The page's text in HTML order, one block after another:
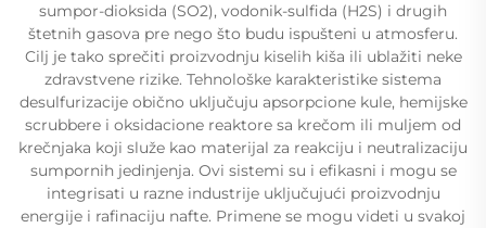
sumpor-dioksida (SO2), vodonik-sulfida (H2S) i drugih
štetnih gasova pre nego što budu ispušteni u atmosferu.
Cilj je tako sprečiti proizvodnju kiselih kiša ili ublažiti neke
zdravstvene rizike. Tehnološke karakteristike sistema
desulfurizacije obično uključuju apsorpcione kule, hemijske
scrubbere i oksidacione reaktore sa krečom ili muljem od
krečnjaka koji služe kao materijal za reakciju i neutralizaciju
sumpornih jedinjenja. Ovi sistemi su i efikasni i mogu se
integrisati u razne industrije uključujući proizvodnju
energije i rafinaciju nafte. Primene se mogu videti u svakoj